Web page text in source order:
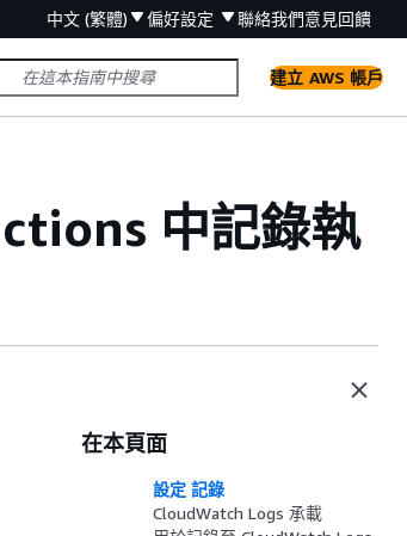
中文 (繁體) 偏好設定 聯絡我們意見回饋
建立 AWS 帳戶
中記錄執
在本頁面
設定 記錄
CloudWatch Logs 承載